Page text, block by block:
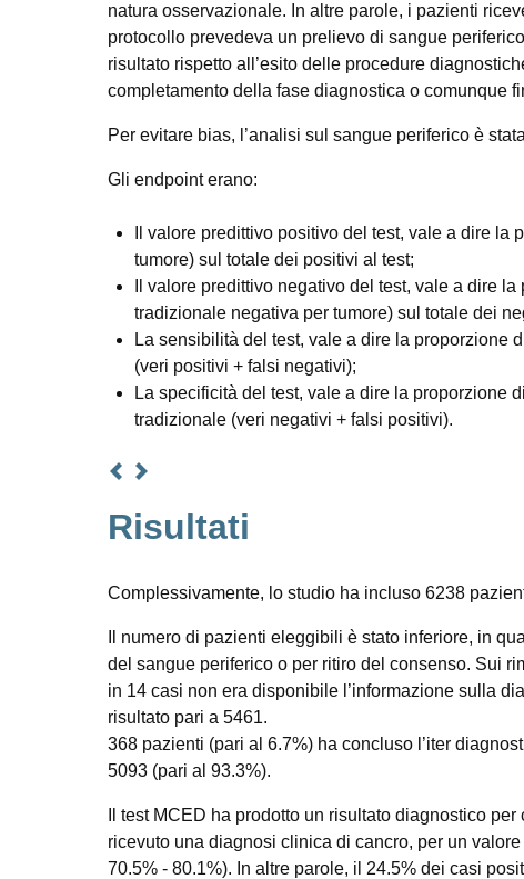
natura osservazionale. In altre parole, i pazienti
protocollo prevedeva un prelievo di sangue
risultato rispetto all’esito delle procedure
completamento della fase diagnostica o comunque
Per evitare bias, l’analisi sul sangue periferico è
Gli endpoint erano:
Il valore predittivo positivo del test, vale a dire
tumore) sul totale dei positivi al test;
Il valore predittivo negativo del test, vale a dire
tradizionale negativa per tumore) sul totale dei
La sensibilità del test, vale a dire la proporzione
(veri positivi + falsi negativi);
La specificità del test, vale a dire la proporzione
tradizionale (veri negativi + falsi positivi).
Risultati
Complessivamente, lo studio ha incluso 6238
Il numero di pazienti eleggibili è stato inferiore, in
del sangue periferico o per ritiro del consenso. Sui
in 14 casi non era disponibile l’informazione sulla
risultato pari a 5461.
368 pazienti (pari al 6.7%) ha concluso l’iter
5093 (pari al 93.3%).
Il test MCED ha prodotto un risultato diagnostico
ricevuto una diagnosi clinica di cancro, per un
70.5% - 80.1%). In altre parole, il 24.5% dei casi